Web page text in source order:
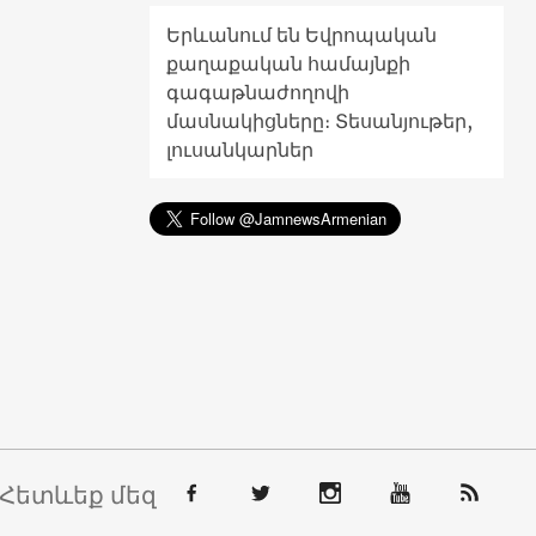
Երևանում են Եվրոպական
քաղաքական համայնքի
գագաթնաժողովի
մասնակիցները։ Տեսանյութեր,
լուսանկարներ
Հետևեք մեզ